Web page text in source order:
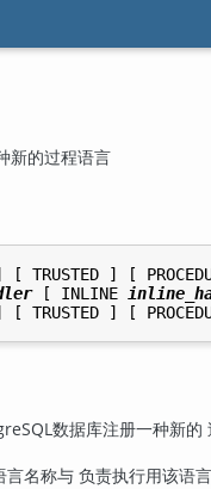
新的过程语言
[ TRUSTED ] [
[ INLINE
[ TRUSTED ] [
数据库注册一种新的
言名称与 负责执行用该语